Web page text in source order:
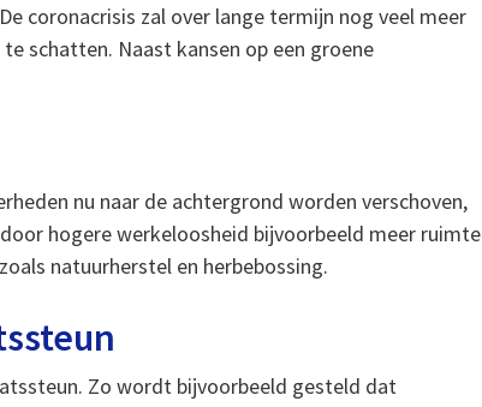
coronacrisis zal over lange termijn nog veel meer
schatten. Naast kansen op een groene
nu naar de achtergrond worden verschoven,
hogere werkeloosheid bijvoorbeeld meer ruimte
natuurherstel en herbebossing.
Zo wordt bijvoorbeeld gesteld dat